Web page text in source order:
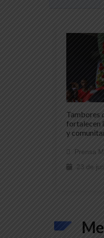
Tambores
fortalecen
y
Prensa
23 de